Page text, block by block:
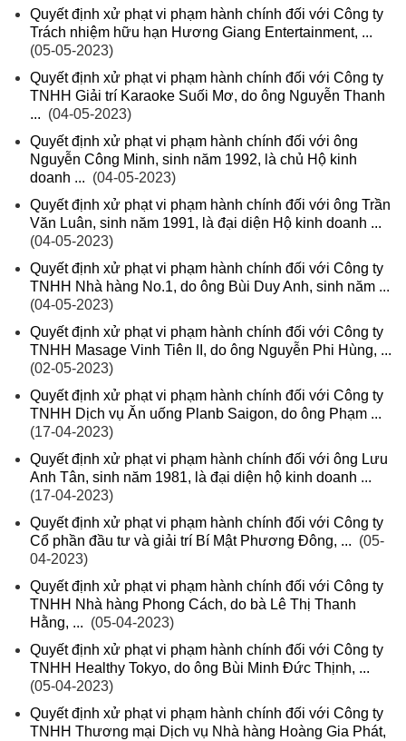
Quyết định xử phạt vi phạm hành chính đối với Công ty
Trách nhiệm hữu hạn Hương Giang Entertainment, ...
(05-05-2023)
Quyết định xử phạt vi phạm hành chính đối với Công ty
TNHH Giải trí Karaoke Suối Mơ, do ông Nguyễn Thanh
... (04-05-2023)
Quyết định xử phạt vi phạm hành chính đối với ông
Nguyễn Công Minh, sinh năm 1992, là chủ Hộ kinh
doanh ... (04-05-2023)
Quyết định xử phạt vi phạm hành chính đối với ông Trần
Văn Luân, sinh năm 1991, là đại diện Hộ kinh doanh ...
(04-05-2023)
Quyết định xử phạt vi phạm hành chính đối với Công ty
TNHH Nhà hàng No.1, do ông Bùi Duy Anh, sinh năm ...
(04-05-2023)
Quyết định xử phạt vi phạm hành chính đối với Công ty
TNHH Masage Vinh Tiên II, do ông Nguyễn Phi Hùng, ...
(02-05-2023)
Quyết định xử phạt vi phạm hành chính đối với Công ty
TNHH Dịch vụ Ăn uống Planb Saigon, do ông Phạm ...
(17-04-2023)
Quyết định xử phạt vi phạm hành chính đối với ông Lưu
Anh Tân, sinh năm 1981, là đại diện hộ kinh doanh ...
(17-04-2023)
Quyết định xử phạt vi phạm hành chính đối với Công ty
Cổ phần đầu tư và giải trí Bí Mật Phương Đông, ... (05-
04-2023)
Quyết định xử phạt vi phạm hành chính đối với Công ty
TNHH Nhà hàng Phong Cách, do bà Lê Thị Thanh
Hằng, ... (05-04-2023)
Quyết định xử phạt vi phạm hành chính đối với Công ty
TNHH Healthy Tokyo, do ông Bùi Minh Đức Thịnh, ...
(05-04-2023)
Quyết định xử phạt vi phạm hành chính đối với Công ty
TNHH Thương mại Dịch vụ Nhà hàng Hoàng Gia Phát,